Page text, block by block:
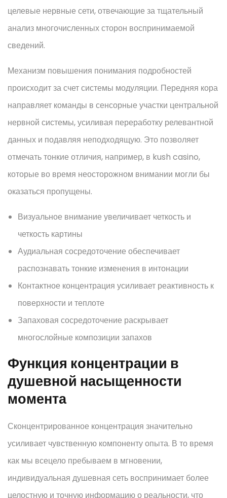
целевые нервные сети, отвечающие за тщательный
анализ многочисленных сторон воспринимаемой
сведений.
Механизм повышения понимания подробностей
происходит за счет системы модуляции. Передняя кора
направляет команды в сенсорные участки центральной
нервной системы, усиливая переработку релевантной
данных и подавляя неподходящую. Это позволяет
отмечать тонкие отличия, например, в kush casino,
которые во время неосторожном внимании могли бы
оказаться пропущены.
Визуальное внимание увеличивает четкость и
четкость картины
Аудиальная сосредоточение обеспечивает
распознавать тонкие изменения в интонации
Контактное концентрация усиливает реактивность к
поверхности и теплоте
Запаховая сосредоточение раскрывает
многослойные композиции запахов
Функция концентрации в
душевной насыщенности
момента
Сконцентрированное концентрация значительно
усиливает чувственную компоненту опыта. В то время
как мы всецело пребываем в мгновении,
индивидуальная душевная сеть воспринимает более
целостную и точную информацию о реальности, что